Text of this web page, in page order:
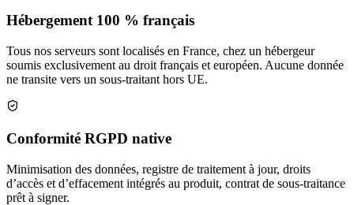
Hébergement 100 % français
Tous nos serveurs sont localisés en France, chez un hébergeur
soumis exclusivement au droit français et européen. Aucune donnée
ne transite vers un sous-traitant hors UE.
Conformité RGPD native
Minimisation des données, registre de traitement à jour, droits
d’accès et d’effacement intégrés au produit, contrat de sous-traitance
prêt à signer.